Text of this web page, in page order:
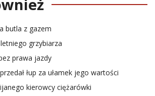
butla z gazem
grzybiarza
prawa jazdy
łup za ułamek jego wartości
kierowcy ciężarówki